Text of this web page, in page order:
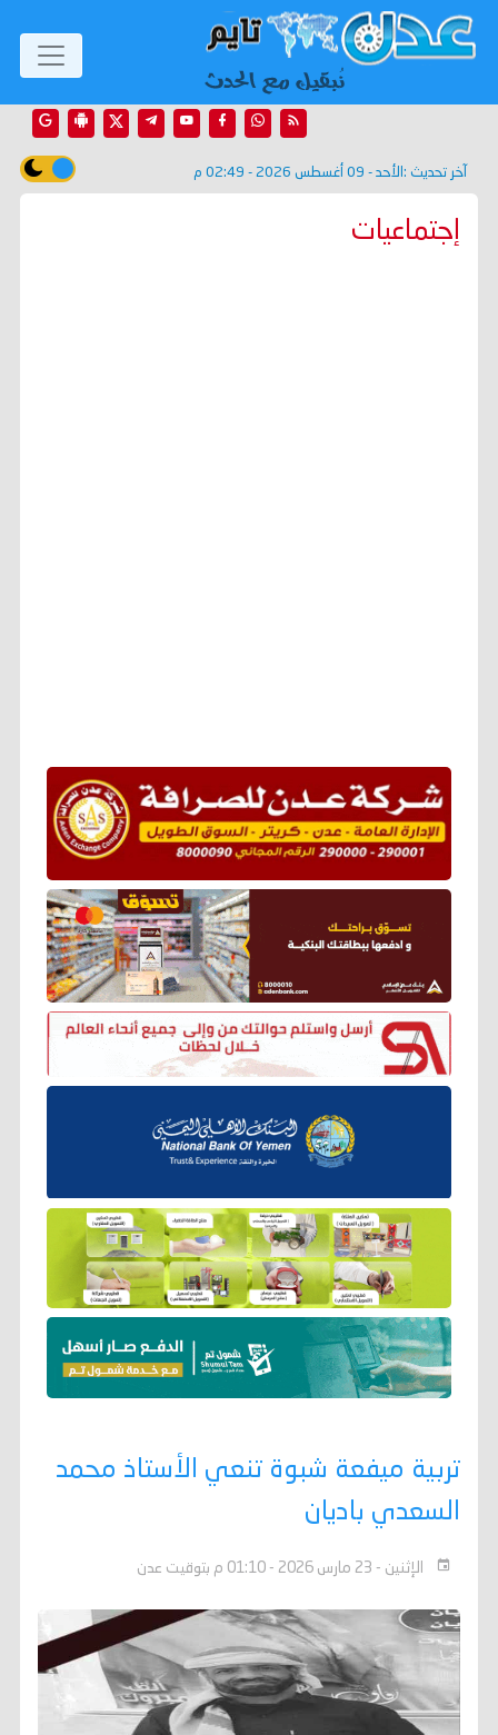
آخر تحديث : الأحد - 09 أغسطس 2026 - 02:49 م
إجتماعيات
تربية ميفعة شبوة تنعي الأستاذ محمد
السعدي باديان
الإثنين - 23 مارس 2026 - 01:10 م بتوقيت عدن